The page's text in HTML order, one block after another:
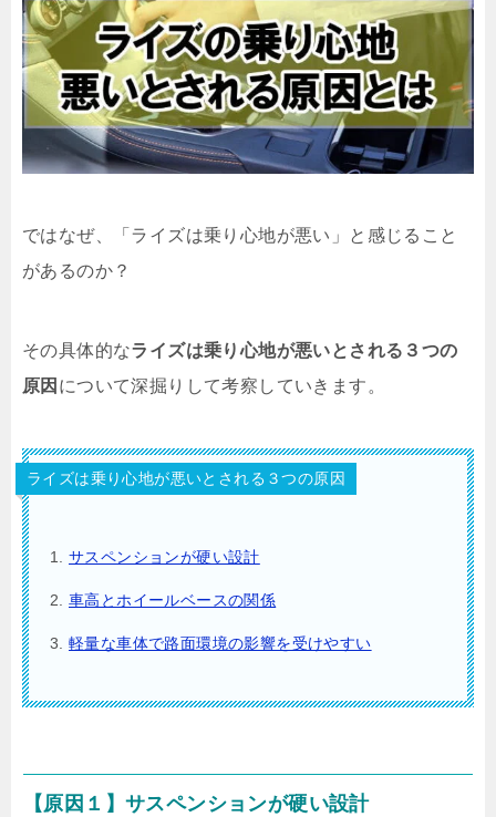
ではなぜ、「ライズは乗り心地が悪い」と感じること
があるのか？
その具体的なライズは乗り心地が悪いとされる３つの
原因 について深掘りして考察していきます。
ライズは乗り心地が悪いとされる３つの原因
サスペンションが硬い設計
車高とホイールベースの関係
軽量な車体で路面環境の影響を受けやすい
【原因１】サスペンションが硬い設計